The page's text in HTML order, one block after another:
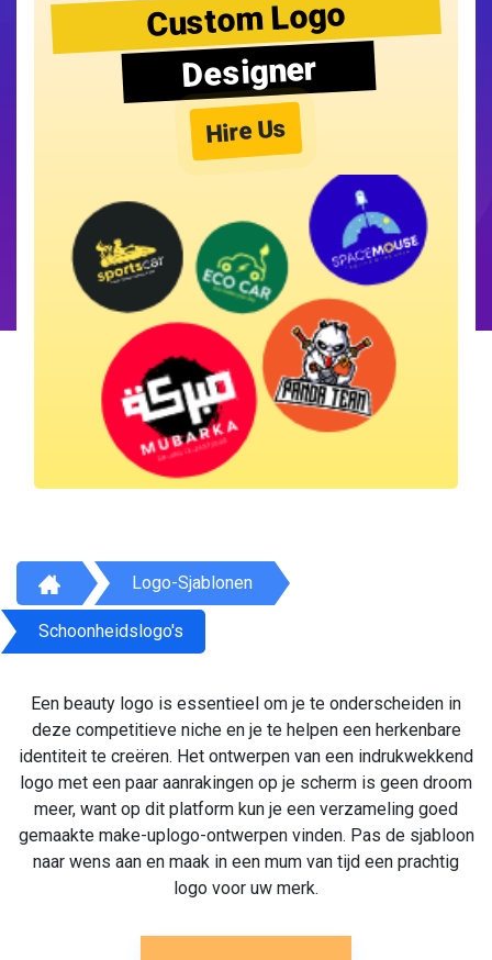
Custom Logo
Designer
Hire Us
Logo-Sjablonen
Schoonheidslogo's
Een beauty logo is essentieel om je te onderscheiden in
deze competitieve niche en je te helpen een herkenbare
identiteit te creëren. Het ontwerpen van een indrukwekkend
logo met een paar aanrakingen op je scherm is geen droom
meer, want op dit platform kun je een verzameling goed
gemaakte make-uplogo-ontwerpen vinden. Pas de sjabloon
naar wens aan en maak in een mum van tijd een prachtig
logo voor uw merk.